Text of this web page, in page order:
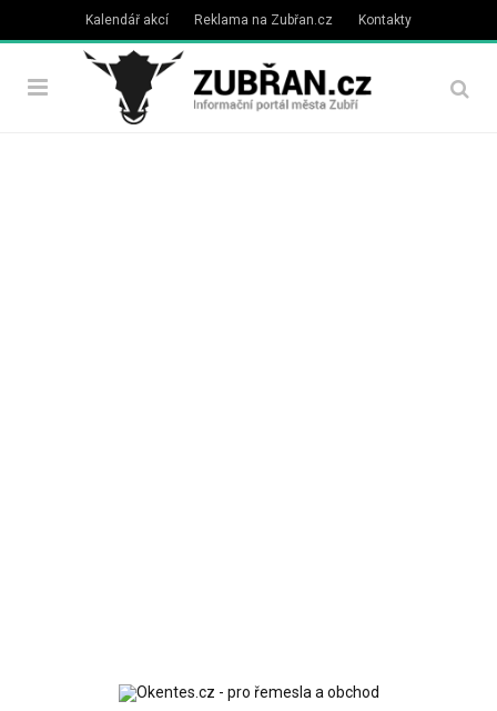
Kalendář akcí Reklama na Zubřan.cz Kontakty